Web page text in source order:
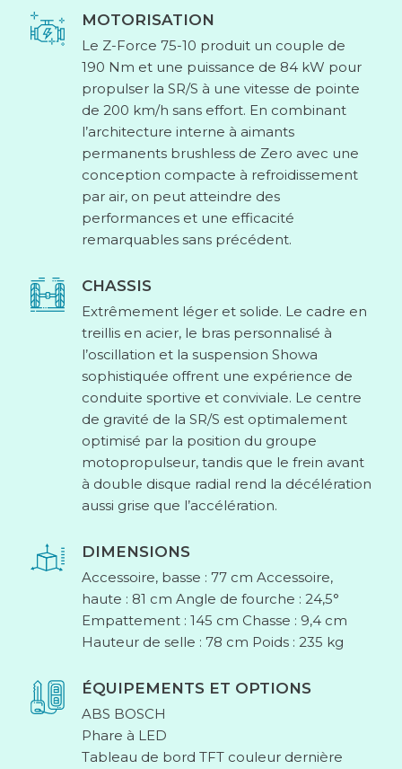
MOTORISATION
Le Z-Force 75-10 produit un couple de
190 Nm et une puissance de 84 kW pour
propulser la SR/S à une vitesse de pointe
de 200 km/h sans effort. En combinant
l’architecture interne à aimants
permanents brushless de Zero avec une
conception compacte à refroidissement
par air, on peut atteindre des
performances et une efficacité
remarquables sans précédent.
CHASSIS
Extrêmement léger et solide. Le cadre en
treillis en acier, le bras personnalisé à
l’oscillation et la suspension Showa
sophistiquée offrent une expérience de
conduite sportive et conviviale. Le centre
de gravité de la SR/S est optimalement
optimisé par la position du groupe
motopropulseur, tandis que le frein avant
à double disque radial rend la décélération
aussi grise que l’accélération.
DIMENSIONS
Accessoire, basse : 77 cm Accessoire,
haute : 81 cm Angle de fourche : 24,5°
Empattement : 145 cm Chasse : 9,4 cm
Hauteur de selle : 78 cm Poids : 235 kg
ÉQUIPEMENTS ET OPTIONS
ABS BOSCH
Phare à LED
Tableau de bord TFT couleur dernière